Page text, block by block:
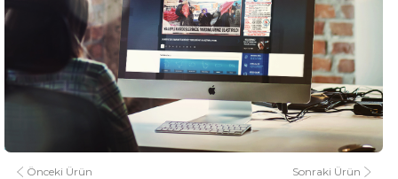
INVIVA Ailesi ile
İletişime Geçin
Web Mail Arayüzü
için Tıklayınız
Ridader
www.ridader.org.tr
Ultra Web Siteleri
Önceki Ürün Sonraki Ürün